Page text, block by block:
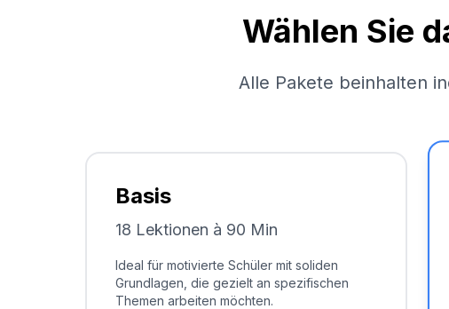
Wählen Sie
Alle Pakete beinhalten
Basis
18 Lektionen à 90 Min
Ideal für motivierte Schüler mit soliden
Grundlagen, die gezielt an spezifischen
Themen arbeiten möchten.